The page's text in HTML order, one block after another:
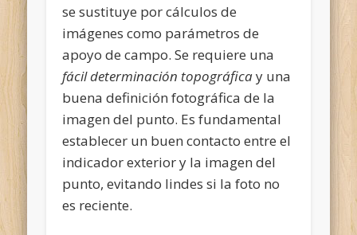
se sustituye por cálculos de
imágenes como parámetros de
apoyo de campo. Se requiere una
fácil determinación topográficay una
buena definición fotográfica de la
imagen del punto. Es fundamental
establecer un buen contacto entre el
indicador exterior y la imagen del
punto, evitando lindes si la foto no
es reciente.